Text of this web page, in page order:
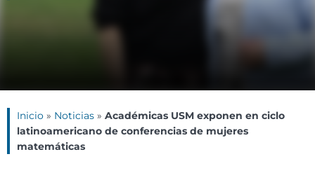
Inicio » Noticias » Académicas USM exponen en ciclo
latinoamericano de conferencias de mujeres
matemáticas